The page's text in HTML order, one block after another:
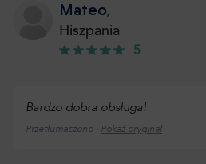
Mateo,
Hiszpania
5
Bardzo dobra obsługa!
Przetłumaczono · Pokaż oryginał